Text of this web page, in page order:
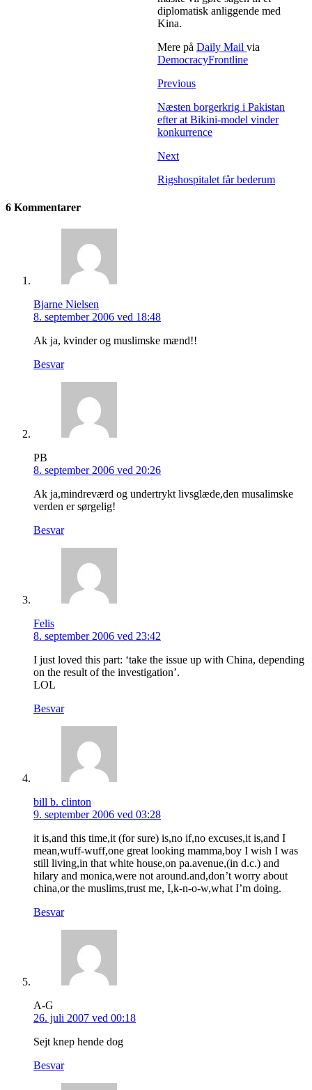
diplomatisk anliggende med
Kina.
Mere på Daily Mail via
DemocracyFrontline
Previous
Næsten borgerkrig i Pakistan
efter at Bikini-model vinder
konkurrence
Next
Rigshospitalet får bederum
6 Kommentarer
Bjarne Nielsen
8. september 2006 ved 18:48
Ak ja, kvinder og muslimske mænd!!
Besvar
PB
8. september 2006 ved 20:26
Ak ja,mindreværd og undertrykt livsglæde,den musalimske
verden er sørgelig!
Besvar
Felis
8. september 2006 ved 23:42
I just loved this part: ‘take the issue up with China, depending
on the result of the investigation’.
LOL
Besvar
bill b. clinton
9. september 2006 ved 03:28
it is,and this time,it (for sure) is,no if,no excuses,it is,and I
mean,wuff-wuff,one great looking mamma,boy I wish I was
still living,in that white house,on pa.avenue,(in d.c.) and
hilary and monica,were not around.and,don’t worry about
china,or the muslims,trust me, I,k-n-o-w,what I’m doing.
Besvar
A-G
26. juli 2007 ved 00:18
Sejt knep hende dog
Besvar